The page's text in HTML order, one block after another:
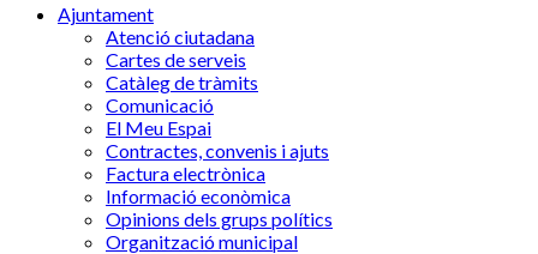
Ajuntament
Atenció ciutadana
Cartes de serveis
Catàleg de tràmits
Comunicació
El Meu Espai
Contractes, convenis i ajuts
Factura electrònica
Informació econòmica
Opinions dels grups polítics
Organització municipal